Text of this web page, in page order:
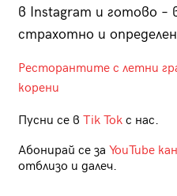
в Instagram и готово –
страхотно и
Ресторантите с летни
корени
Пусни се в Tik Tokс нас.
Абонирай се за YouTube
отблизо и далеч.